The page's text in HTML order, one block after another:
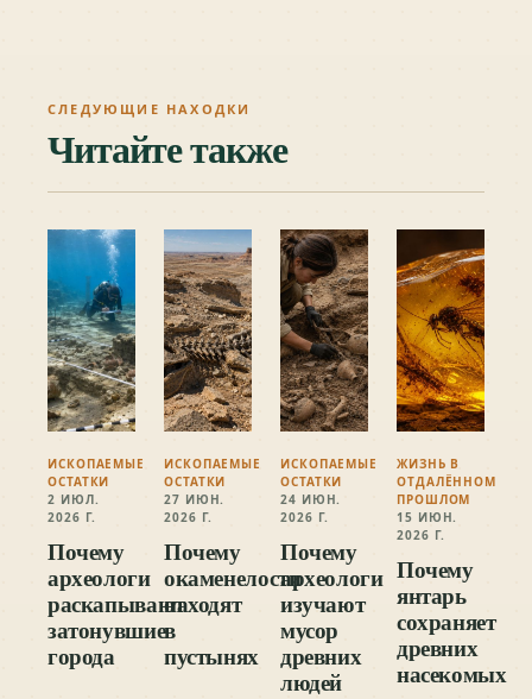
СЛЕДУЮЩИЕ НАХОДКИ
Читайте также
ИСКОПАЕМЫЕ
ОСТАТКИ
2 ИЮЛ.
2026 Г.
Почему
археологи
раскапывают
затонувшие
города
ИСКОПАЕМЫЕ
ОСТАТКИ
27 ИЮН.
2026 Г.
Почему
окаменелости
находят
в
пустынях
ИСКОПАЕМЫЕ
ОСТАТКИ
24 ИЮН.
2026 Г.
Почему
археологи
изучают
мусор
древних
людей
ЖИЗНЬ В
ОТДАЛЁННОМ
ПРОШЛОМ
15 ИЮН.
2026 Г.
Почему
янтарь
сохраняет
древних
насекомых